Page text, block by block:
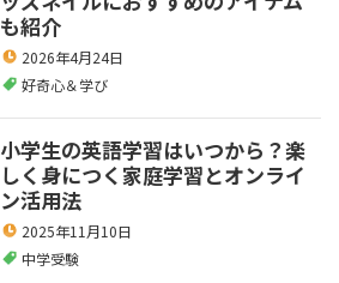
も紹介
2026年4月24日
好奇心＆学び
小学生の英語学習はいつから？楽
しく身につく家庭学習とオンライ
ン活用法
2025年11月10日
中学受験